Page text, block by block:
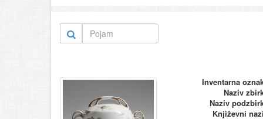
Inventarna
Naziv
Naziv
Književni